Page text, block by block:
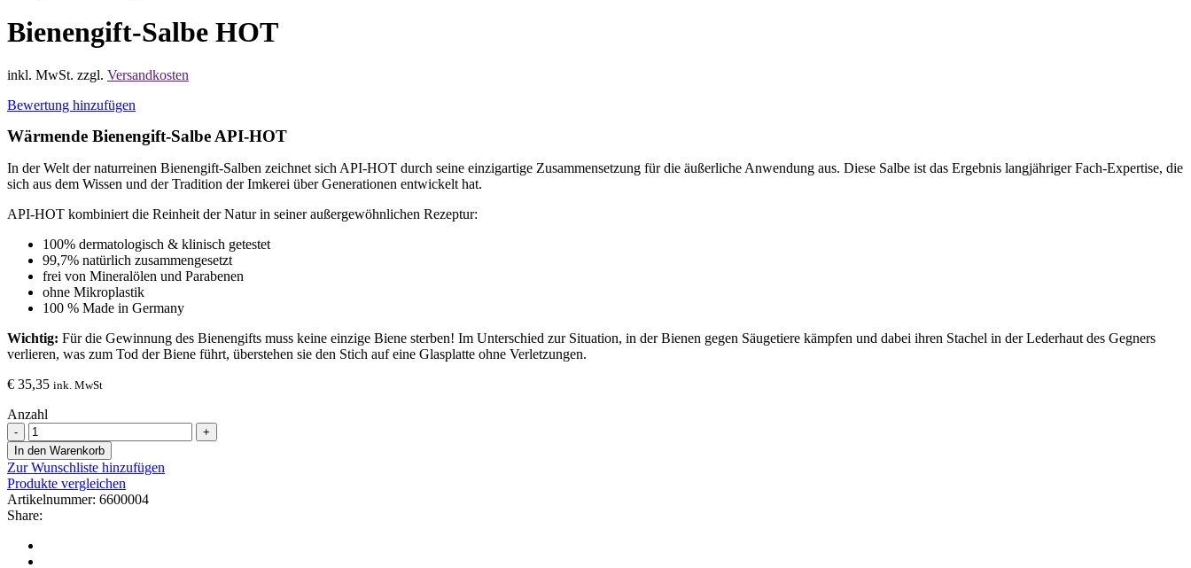
Bienengift-Salbe HOT
inkl. MwSt. zzgl. Versandkosten
Bewertung hinzufügen
Wärmende Bienengift-Salbe API-HOT
In der Welt der naturreinen Bienengift-Salben zeichnet sich API-HOT durch seine einzigartige Zusammensetzung für die äußerliche Anwendung aus. Diese Salbe ist das Ergebnis langjähriger Fach-Expertise, die
sich aus dem Wissen und der Tradition der Imkerei über Generationen entwickelt hat.
API-HOT kombiniert die Reinheit der Natur in seiner außergewöhnlichen Rezeptur:
100% dermatologisch & klinisch getestet
99,7% natürlich zusammengesetzt
frei von Mineralölen und Parabenen
ohne Mikroplastik
100 % Made in Germany
Wichtig: Für die Gewinnung des Bienengifts muss keine einzige Biene sterben! Im Unterschied zur Situation, in der Bienen gegen Säugetiere kämpfen und dabei ihren Stachel in der Lederhaut des Gegners
verlieren, was zum Tod der Biene führt, überstehen sie den Stich auf eine Glasplatte ohne Verletzungen.
€ 35,35 ink. MwSt
Anzahl
Bienengift-
Salbe
HOT
Anzahl
In den Warenkorb
Zur Wunschliste hinzufügen
Produkte vergleichen
Artikelnummer: 6600004
Share: